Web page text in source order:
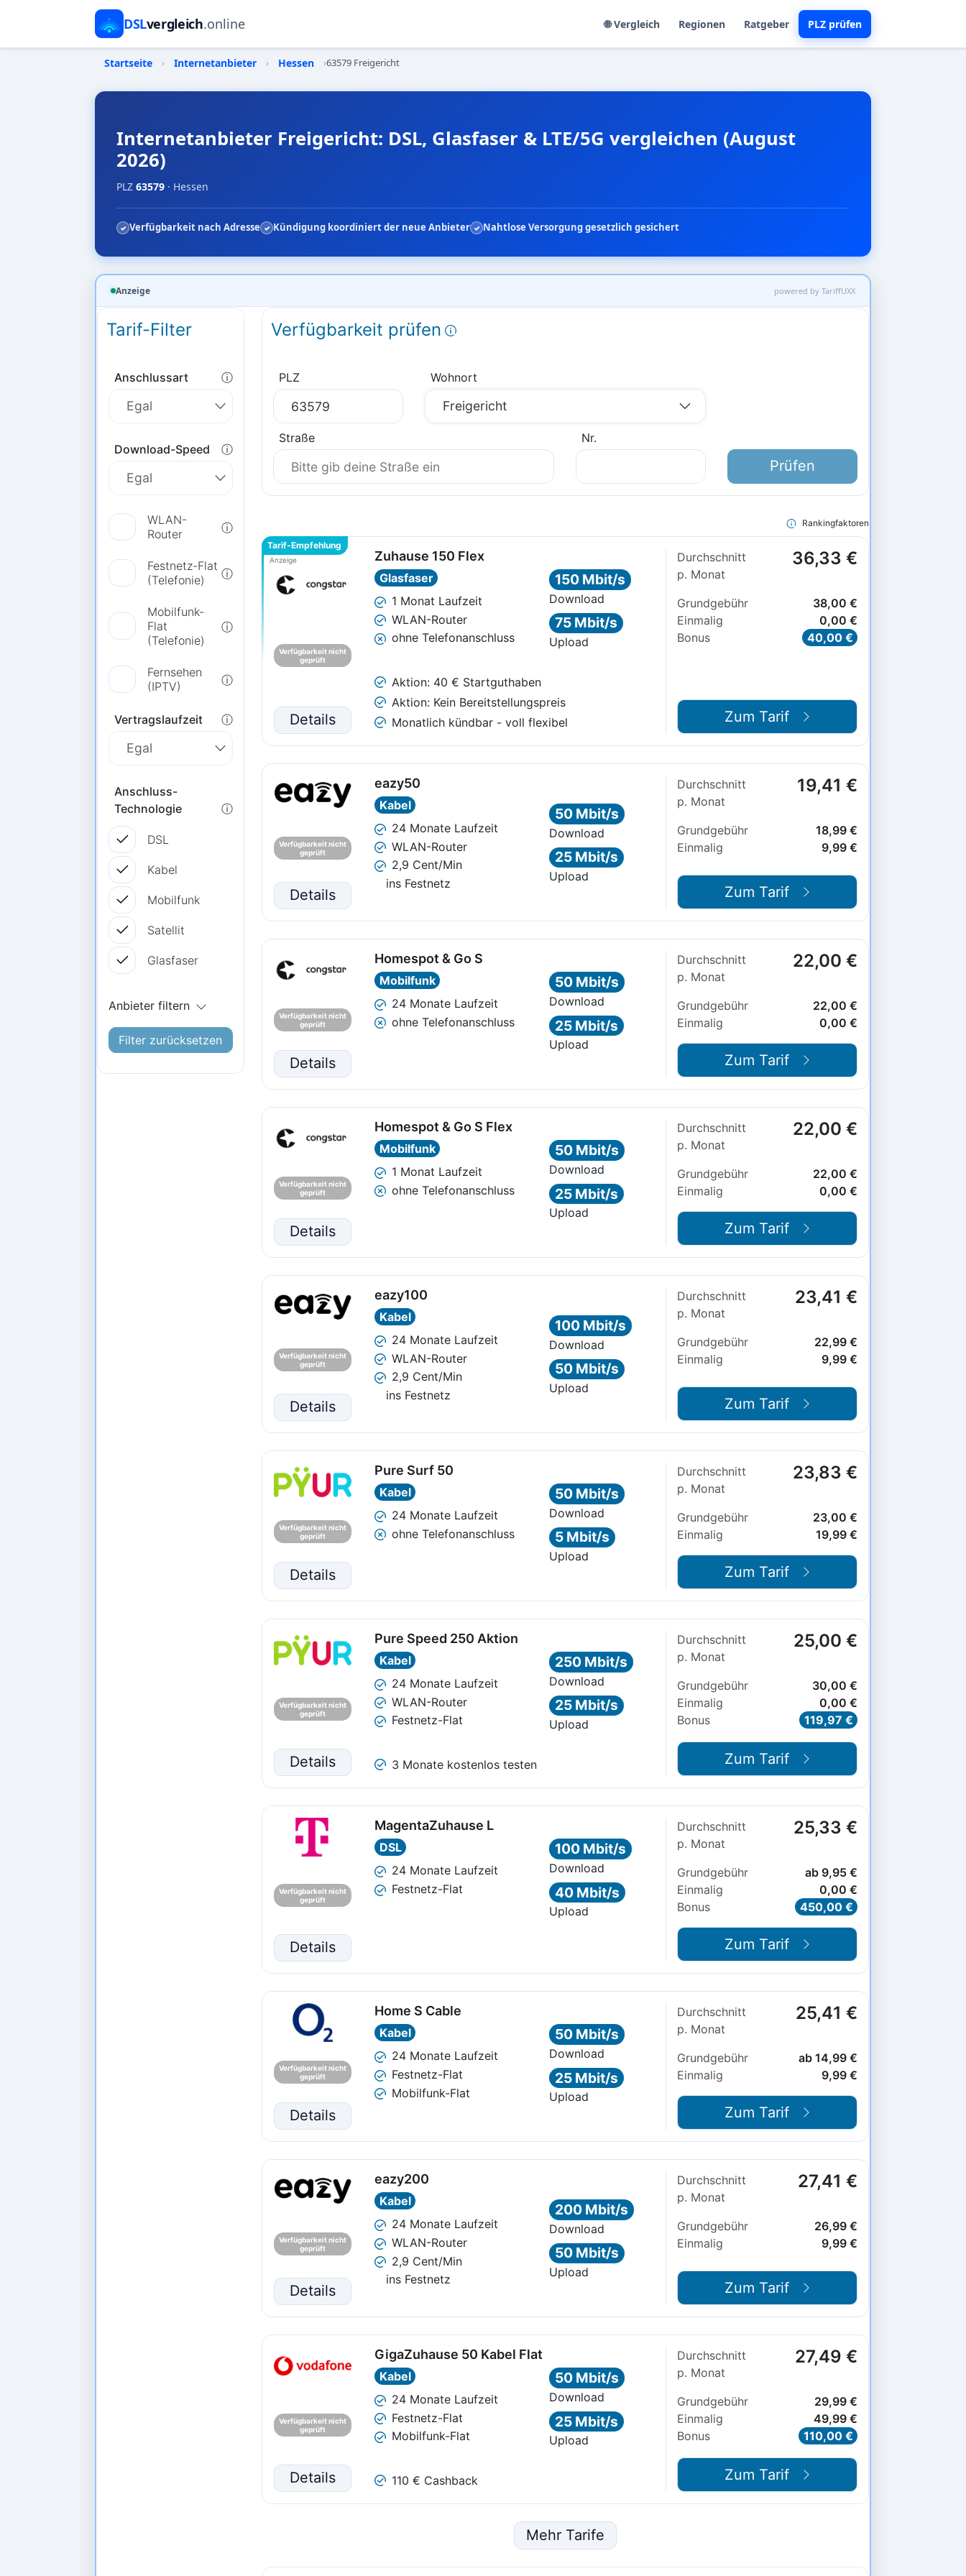
DSLvergleich.online 🌐 Vergleich Regionen Ratgeber PLZ prüfen
Startseite › Internetanbieter › Hessen ›63579 Freigericht
Internetanbieter Freigericht: DSL, Glasfaser & LTE/5G vergleichen (August
2026)
PLZ 63579 · Hessen
Verfügbarkeit nach Adresse Kündigung koordiniert der neue Anbieter Nahtlose Versorgung gesetzlich gesichert
Anzeige powered by TariffUXX